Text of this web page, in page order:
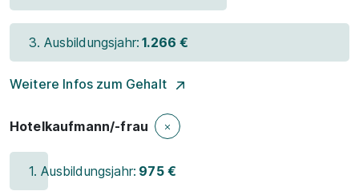
3. Ausbildungsjahr: 1.266 €
Weitere Infos zum Gehalt
Hotelkaufmann/-frau
1. Ausbildungsjahr: 975 €